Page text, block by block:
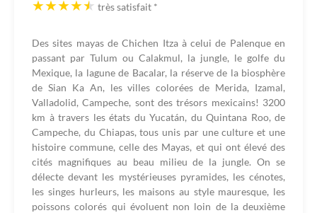
très satisfait *
Des sites mayas de Chichen Itza à celui de Palenque en
passant par Tulum ou Calakmul, la jungle, le golfe du
Mexique, la lagune de Bacalar, la réserve de la biosphère
de Sian Ka An, les villes colorées de Merida, Izamal,
Valladolid, Campeche, sont des trésors mexicains! 3200
km à travers les états du Yucatán, du Quintana Roo, de
Campeche, du Chiapas, tous unis par une culture et une
histoire commune, celle des Mayas, et qui ont élevé des
cités magnifiques au beau milieu de la jungle. On se
délecte devant les mystérieuses pyramides, les cénotes,
les singes hurleurs, les maisons au style mauresque, les
poissons colorés qui évoluent non loin de la deuxième